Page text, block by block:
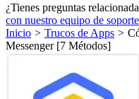
¿Tienes preguntas
con nuestro equipo de
Inicio > Trucos de Apps >
Messenger [7 Métodos]